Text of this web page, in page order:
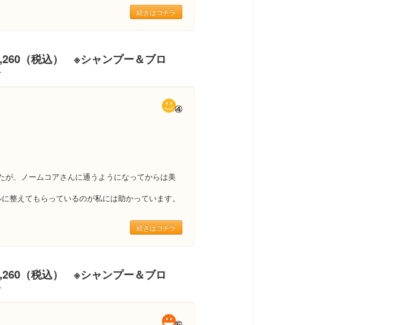
続きはコチラ
（税込） ※シャンプー＆ブロ
、ノームコアさんに通うようになってからは美
整えてもらっているのが私には助かっています。
続きはコチラ
（税込） ※シャンプー＆ブロ